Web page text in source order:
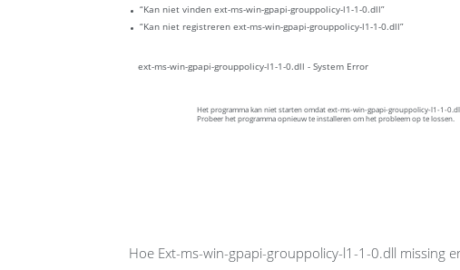
“Kan niet vinden ext-ms-win-gpapi-grouppolicy-l1-1-0.dll”
“Kan niet registreren ext-ms-win-gpapi-grouppolicy-l1-1-0.dll”
ext-ms-win-gpapi-grouppolicy-l1-1-0.dll - System Error
Het programma kan niet starten omdat ext-ms-win-gpapi-grouppolicy-l1-1-
Probeer het programma opnieuw te installeren om het probleem op te lossen.
Hoe Ext-ms-win-gpapi-grouppolicy-l1-1-0.dll missing